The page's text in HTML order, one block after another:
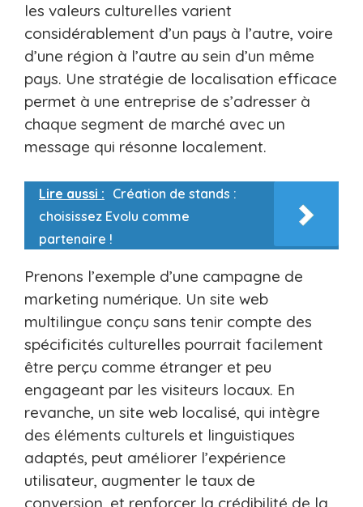
les valeurs culturelles varient
considérablement d’un pays à l’autre, voire
d’une région à l’autre au sein d’un même
pays. Une stratégie de localisation efficace
permet à une entreprise de s’adresser à
chaque segment de marché avec un
message qui résonne localement.
Lire aussi : Création de stands :
choisissez Evolu comme
partenaire !
Prenons l’exemple d’une campagne de
marketing numérique. Un site web
multilingue conçu sans tenir compte des
spécificités culturelles pourrait facilement
être perçu comme étranger et peu
engageant par les visiteurs locaux. En
revanche, un site web localisé, qui intègre
des éléments culturels et linguistiques
adaptés, peut améliorer l’expérience
utilisateur, augmenter le taux de
conversion, et renforcer la crédibilité de la